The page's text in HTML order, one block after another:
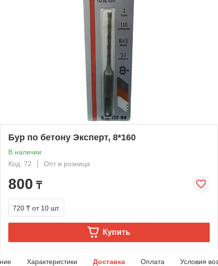
Бур по бетону Эксперт, 8*160
В наличии
Код: 72
Опт и розница
800 ₸
720 ₸ от 10 шт.
Купить
Характеристики Доставка Оплата Условия